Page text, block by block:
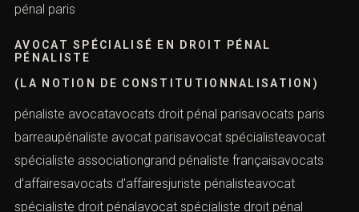
pénaliste pariscabinet Aci droit pénal parisavocat
spécialisé droit pénal des affairesavocat spécialisé en
droit criminelbon avocat pénaliste pariscabinet Aci droit
pénal parisavocat spécialisé en droit pénal du
AVOCAT SPÉCIALISÉ EN DROIT PÉNAL
PÉNALISTE
(LA NOTION DE CONSTITUTIONNALISATION)